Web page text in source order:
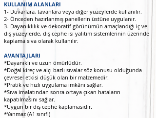
KULLANIM ALANLARI
1- Duvarlara, tavanlara veya diğer yüzeylerde kullanılır.
2- Önceden hazırlanmış panellerin üstüne uygulanır.
3- Dayanıklılık ve dekoratif görünümün amaçlandığı iç ve
dış yüzeylerde, dış cephe ısı yalıtım sistemlerinin üzerinde
kaplama sıva olarak kullanılır.
AVANTAJLARI
*Dayanıklı ve uzun ömürlüdür.
*Doğal kireç ve alçı bazlı sıvalar söz konusu olduğunda
çevresel etkisi düşük olan bir malzemedir.
*Pratik ve hızlı uygulama imkânı sağlar.
*Sıva imalatından sonra ortaya çıkan hataların
kapatılmasını sağlar.
*Uygun bir dış cephe kaplamasıdır.
*Yanmaz (A1 sınıfı)